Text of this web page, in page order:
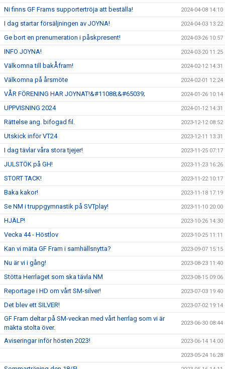
Ni finns GF Frams supportertröja att beställa! 2024-04-08 14:10
I dag startar försäljningen av JOYNA! 2024-04-03 13:22
Ge bort en prenumeration i påskpresent! 2024-03-26 10:57
INFO JOYNA! 2024-03-20 11:25
Välkomna till bakÅfram! 2024-02-12 14:31
Välkomna på årsmöte 2024-02-01 12:24
VÅR FÖRENING HAR JOYNAT!&#11088;&#65039; 2024-01-26 10:14
UPPVISNING 2024 2024-01-12 14:31
Rättelse ang. bifogad fil. 2023-12-12 08:52
Utskick inför VT24 2023-12-11 13:31
I dag tävlar våra stora tjejer! 2023-11-25 07:17
JULSTÖK på GH! 2023-11-23 16:26
STORT TACK! 2023-11-22 10:17
Baka kakor! 2023-11-18 17:19
Se NM i truppgymnastik på SVTplay! 2023-11-10 20:00
HJÄLP! 2023-10-26 14:30
Vecka 44 - Höstlov 2023-10-25 11:11
Kan vi mäta GF Fram i samhällsnytta? 2023-09-07 15:15
Nu är vi i gång! 2023-08-23 11:40
Stötta Herrlaget som ska tävla NM 2023-08-15 09:06
Reportage i HD om vårt SM-silver! 2023-07-03 19:40
Det blev ett SILVER! 2023-07-02 19:14
GF Fram deltar på SM-veckan med vårt herrlag som vi är
mäkta stolta över.
2023-06-30 08:44
Aviseringar inför hösten 2023! 2023-06-14 14:00
2023-05-24 16:28